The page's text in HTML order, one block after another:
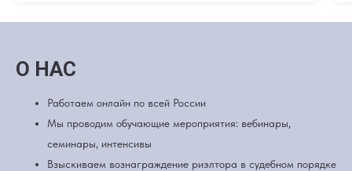
О НАС
Работаем онлайн по всей России
Мы проводим обучающие мероприятия: вебинары,
семинары, интенсивы
Взыскиваем вознаграждение риэлтора в судебном порядке